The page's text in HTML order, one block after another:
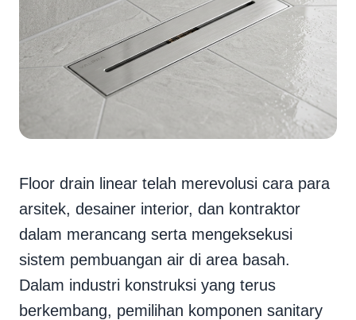
Floor drain linear telah merevolusi cara para
arsitek, desainer interior, dan kontraktor
dalam merancang serta mengeksekusi
sistem pembuangan air di area basah.
Dalam industri konstruksi yang terus
berkembang, pemilihan komponen sanitary